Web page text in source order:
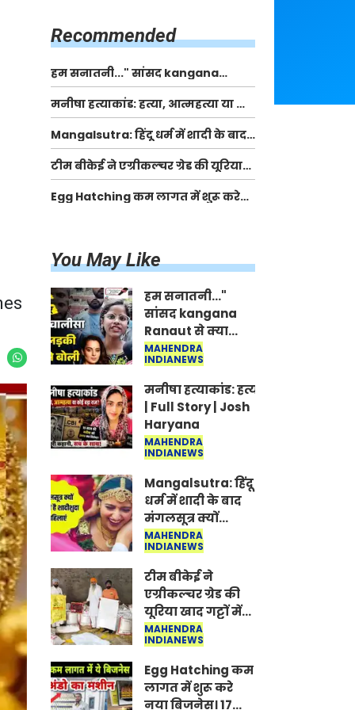
Recommended
हम सनातनी..." सांसद kangana
Ranaut से क्या बोली लड़की? Viral
Jantar-Mantar | CJP protest
मनीषा हत्याकांड: हत्या, आत्महत्या या कोई बड़ा राज?
| Full Story | Josh Haryana
Mangalsutra: हिंदू धर्म में शादी के बाद
मंगलसूत्र क्यों पहनती है महिलाएं, किसने
शुरु की ये परंपरा
टीम बीकेई ने एग्रीकल्चर ग्रेड की यूरिया
खाद गट्टों में बदलकर टेक्निकल ग्रेड में
बेचने वालों पर करवाई कार्रवाई:
Egg Hatching कम लागत में शुरू करे
You May Like
हम सनातनी..."
सांसद kangana
Ranaut से क्या
बोली लड़की? Viral
Jantar-Mantar |
CJP protest
MAHENDRA
INDIANEWS
मनीषा हत्याकांड: हत्या, आत्महत्या या
| Full Story | Josh
Haryana
MAHENDRA
INDIANEWS
Mangalsutra: हिंदू
धर्म में शादी के बाद
मंगलसूत्र क्यों
पहनती है महिलाएं,
किसने शुरु की ये
परंपरा
MAHENDRA
INDIANEWS
टीम बीकेई ने
एग्रीकल्चर ग्रेड की
यूरिया खाद गट्टों में
बदलकर टेक्निकल
ग्रेड में बेचने वालों पर
करवाई कार्रवाई:
लखविंदर सिंह
औलख
MAHENDRA
INDIANEWS
Egg Hatching कम
लागत में शुरू करे
नया बिजनेस। 17